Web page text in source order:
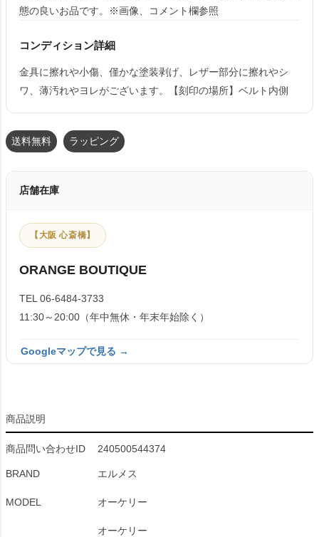
態の良いお品です。※画像、コメント欄参照
コンディション詳細
金具に擦れや小傷、僅かな塗装剥げ、レザー部分に擦れやシ
ワ、薄汚れやヨレがございます。【刻印の場所】ベルト内側
送料無料 ラッピング
店舗在庫
【大阪 心斎橋】
ORANGE BOUTIQUE
TEL 06-6484-3733
11:30～20:00（年中無休・年末年始除く）
Googleマップで見る →
商品説明
商品問い合わせID 240500544374
BRAND エルメス
MODEL オーケリー
オーケリー